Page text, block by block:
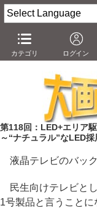
カテゴリ ログイン
AV Watch 製品 テ
第118回：LED+エリア
～“ナチュラル”なLED
液晶テレビのバッ
民生向けテレビと
1号製品と言うこと